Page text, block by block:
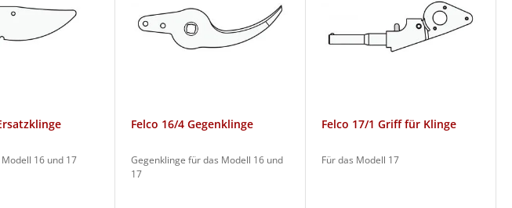
16 und 17
Felco 16/4 Gegenklinge
Gegenklinge für das Modell 16 und
17
Felco 17/1 Griff für Klinge
Für das Modell 17